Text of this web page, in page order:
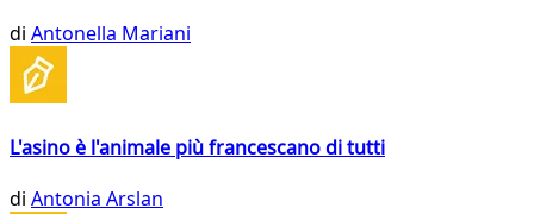
di Antonella Mariani
L'asino è l'animale più francescano di tutti
di Antonia Arslan